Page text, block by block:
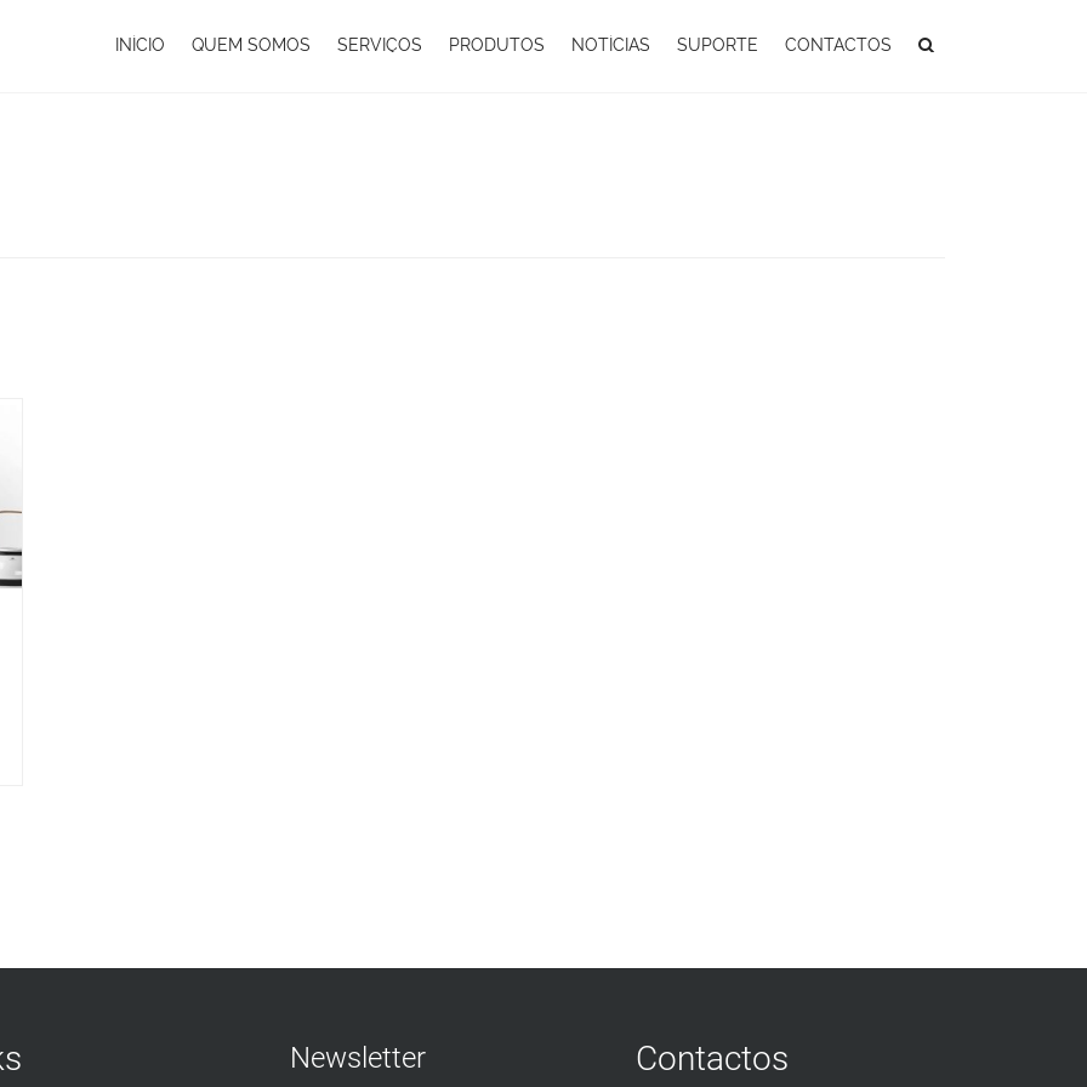
INÍCIO QUEM SOMOS SERVIÇOS PRODUTOS NOTÍCIAS SUPORTE CONTACTOS
Newsletter Contactos